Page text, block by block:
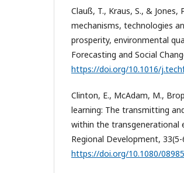
Clauß, T., Kraus, S., & Jones,
mechanisms, technologies
prosperity, environmental
Forecasting and Social
https://doi.org/10.1016/
Clinton, E., McAdam, M.,
learning: The transmitting
within the transgenerational
Regional Development,
https://doi.org/10.1080/